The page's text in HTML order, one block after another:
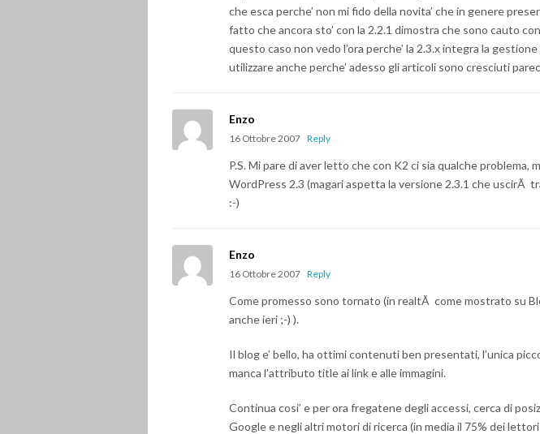
che esca perche’ non mi fido della novita’ che in genere
fatto che ancora sto’ con la 2.2.1 dimostra che sono cauto
questo caso non vedo l’ora perche’ la 2.3.x integra la
utilizzare anche perche’ adesso gli articoli sono cresciuti
Enzo
16 Ottobre 2007 Reply
P.S. Mi pare di aver letto che con K2 ci sia qualche problema,
WordPress 2.3 (magari aspetta la versione 2.3.1 che uscirÃ
:-)
Enzo
16 Ottobre 2007 Reply
Come promesso sono tornato (in realtÃ come mostrato su
anche ieri ;-) ).
Il blog e’ bello, ha ottimi contenuti ben presentati, l’unica
manca l’attributo title ai link e alle immagini.
Continua cosi’ e per ora fregatene degli accessi, cerca di
Google e negli altri motori di ricerca (in media il 75% dei lettori